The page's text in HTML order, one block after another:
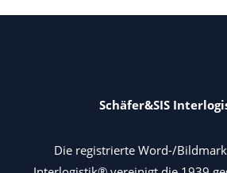
Schäfer&SIS
Die registrierte Word-/